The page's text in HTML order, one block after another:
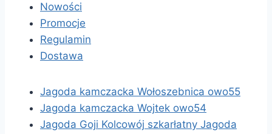
Nowości
Promocje
Regulamin
Dostawa
Jagoda kamczacka Wołoszebnica owo55
Jagoda kamczacka Wojtek owo54
Jagoda Goji Kolcowój szkarłatny Jagoda